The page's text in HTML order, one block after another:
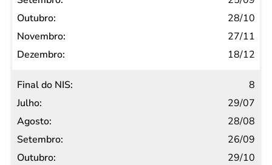
28/10
27/11
18/12
8
29/07
28/08
26/09
29/10